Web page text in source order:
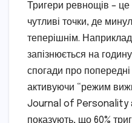
Тригери ревнощів – це
чутливі точки, де
теперішнім.
запізнюється на
спогади про
активуючи “режим
Journal of Personality
показують, що 60%